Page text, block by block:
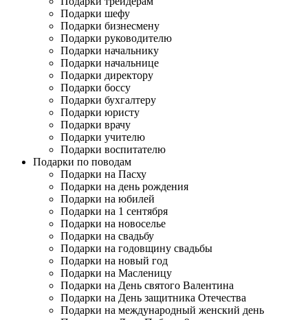
Подарки шефу
Подарки бизнесмену
Подарки руководителю
Подарки начальнику
Подарки начальнице
Подарки директору
Подарки боссу
Подарки бухгалтеру
Подарки юристу
Подарки врачу
Подарки учителю
Подарки воспитателю
Подарки по поводам
Подарки на Пасху
Подарки на день рождения
Подарки на юбилей
Подарки на 1 сентября
Подарки на новоселье
Подарки на свадьбу
Подарки на годовщину свадьбы
Подарки на новый год
Подарки на Масленицу
Подарки на День святого Валентина
Подарки на День защитника Отечества
Подарки на международный женский день